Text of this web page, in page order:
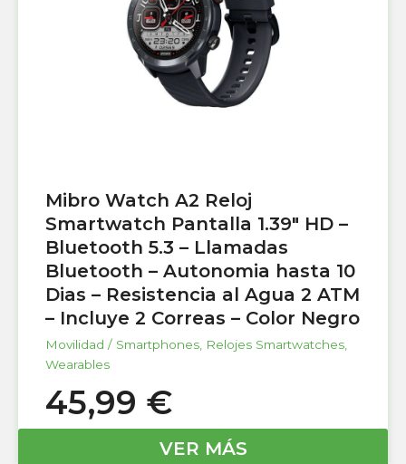
Mibro Watch A2 Reloj
Smartwatch Pantalla 1.39″ HD –
Bluetooth 5.3 – Llamadas
Bluetooth – Autonomia hasta 10
Dias – Resistencia al Agua 2 ATM
– Incluye 2 Correas – Color Negro
Movilidad / Smartphones, Relojes Smartwatches,
Wearables
45,99 €
VER MÁS